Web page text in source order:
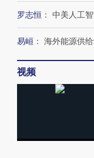
罗志恒 ： 中美人工
易峘 ： 海外能源供
视频